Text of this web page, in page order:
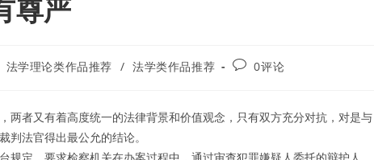
尊严
法学理论类作品推荐 / 法学类作品推荐
Post0评论
两者又有着高度统一的法律背景和价值观念，只有双方充分对抗，对是与
判法官得出最公允的结论。